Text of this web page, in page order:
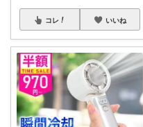
コレ いいね